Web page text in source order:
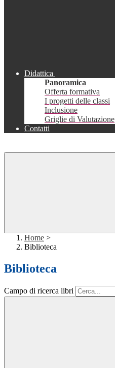
Didattica
Panoramica
Offerta formativa
I progetti delle classi
Inclusione
Griglie di Valutazione
Contatti
Home >
Biblioteca
Biblioteca
Campo di ricerca libri